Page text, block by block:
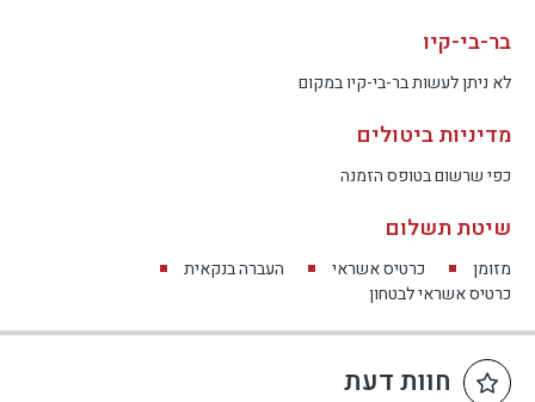
בר-בי-קיו
לא ניתן לעשות בר-בי-קיו במקום
מדיניות ביטולים
כפי שרשום בטופס הזמנה
שיטת תשלום
מזומן כרטיס אשראי
העברה בנקאית
כרטיס אשראי לבטחון
חוות דעת